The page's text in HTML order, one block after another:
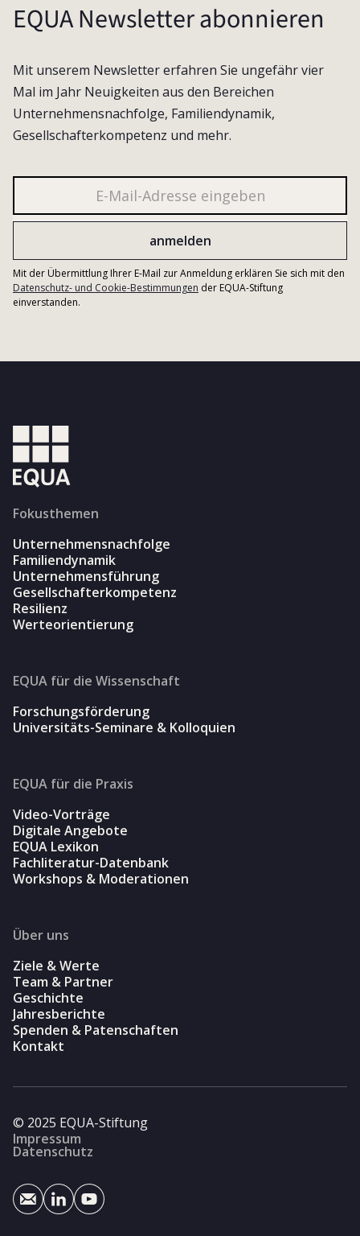
EQUA Newsletter abonnieren
Mit unserem Newsletter erfahren Sie ungefähr vier
Mal im Jahr Neuigkeiten aus den Bereichen
Unternehmensnachfolge, Familiendynamik,
Gesellschafterkompetenz und mehr.
Mit der Übermittlung Ihrer E-Mail zur Anmeldung erklären Sie sich mit den
Datenschutz- und Cookie-Bestimmungen der EQUA-Stiftung
einverstanden.
Fokusthemen
Unternehmensnachfolge
Familiendynamik
Unternehmensführung
Gesellschafterkompetenz
Resilienz
Werteorientierung
EQUA für die Wissenschaft
Forschungsförderung
Universitäts-Seminare & Kolloquien
EQUA für die Praxis
Video-Vorträge
Digitale Angebote
EQUA Lexikon
Fachliteratur-Datenbank
Workshops & Moderationen
Über uns
Ziele & Werte
Team & Partner
Geschichte
Jahresberichte
Spenden & Patenschaften
Kontakt
© 2025 EQUA-Stiftung
Impressum
Datenschutz